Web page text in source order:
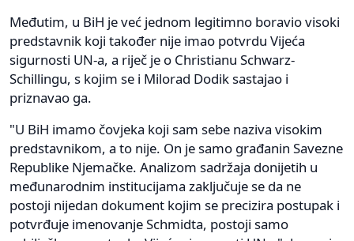
Međutim, u BiH je već jednom legitimno boravio visoki
predstavnik koji također nije imao potvrdu Vijeća
sigurnosti UN-a, a riječ je o Christianu Schwarz-
Schillingu, s kojim se i Milorad Dodik sastajao i
priznavao ga.
"U BiH imamo čovjeka koji sam sebe naziva visokim
predstavnikom, a to nije. On je samo građanin Savezne
Republike Njemačke. Analizom sadržaja donijetih u
međunarodnim institucijama zaključuje se da ne
postoji nijedan dokument kojim se precizira postupak i
potvrđuje imenovanje Schmidta, postoji samo